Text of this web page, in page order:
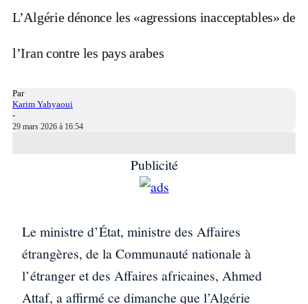
L’Algérie dénonce les «agressions inacceptables» de
l’Iran contre les pays arabes
Par
Karim Yahyaoui
-
29 mars 2026 à 16:54
Publicité
Le ministre d’État, ministre des Affaires
étrangères, de la Communauté nationale à
l’étranger et des Affaires africaines, Ahmed
Attaf, a affirmé ce dimanche que l’Algérie